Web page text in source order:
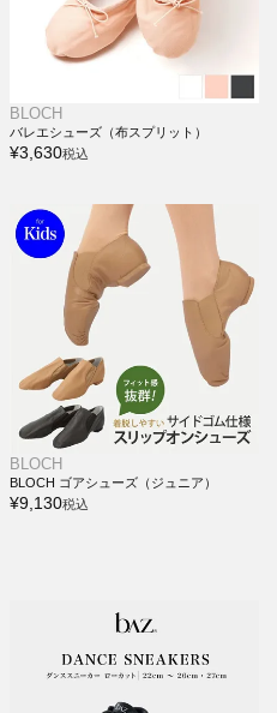
BLOCH
バレエシューズ（布スプリット）
¥3,630税込
BLOCH
BLOCH ゴアシューズ（ジュニア）
¥9,130税込